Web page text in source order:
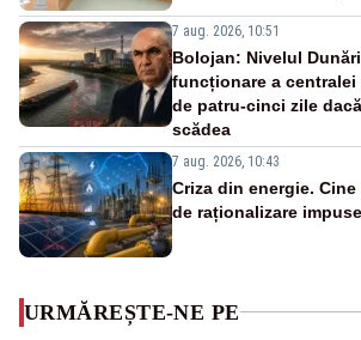
7 aug. 2026, 10:51
Bolojan: Nivelul
funcționare a centralei
de patru-cinci zile
scădea
7 aug. 2026, 10:43
Criza din energie.
de raționalizare
URMĂREȘTE-NE PE